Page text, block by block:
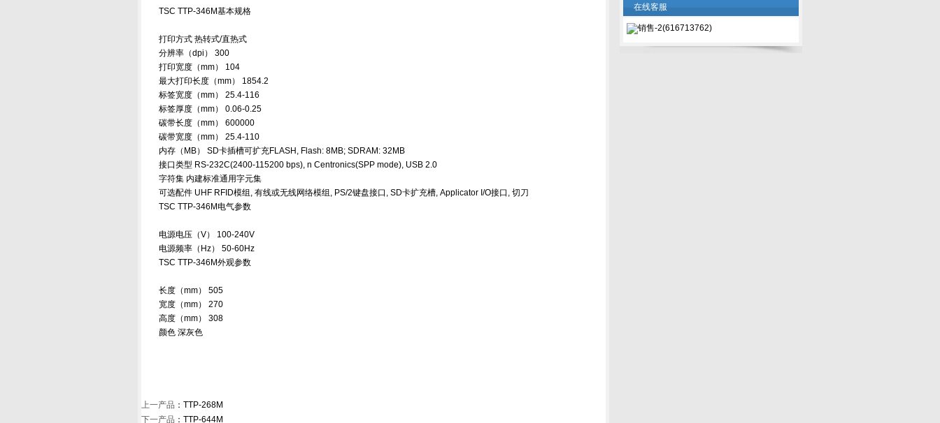
TSC TTP-346M基本规格
打印方式 热转式/直热式
分辨率（dpi） 300
打印宽度（mm） 104
最大打印长度（mm） 1854.2
标签宽度（mm） 25.4-116
标签厚度（mm） 0.06-0.25
碳带长度（mm） 600000
碳带宽度（mm） 25.4-110
内存（MB） SD卡插槽可扩充FLASH, Flash: 8MB; SDRAM: 32MB
接口类型 RS-232C(2400-115200 bps), n Centronics(SPP mode), USB 2.0
字符集 内建标准通用字元集
可选配件 UHF RFID模组, 有线或无线网络模组, PS/2键盘接口, SD卡扩充槽, Applicator I/O接口, 切刀
TSC TTP-346M电气参数
电源电压（V） 100-240V
电源频率（Hz） 50-60Hz
TSC TTP-346M外观参数
长度（mm） 505
宽度（mm） 270
高度（mm） 308
颜色 深灰色
上一产品 ： TTP-268M
下一产品 ： TTP-644M
在线客服
销售-2(616713762)